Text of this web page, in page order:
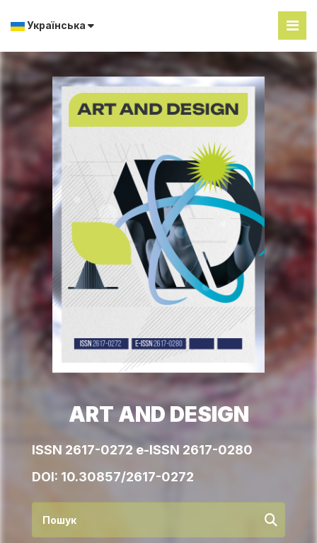
Українська
ART AND DESIGN
ISSN 2617-0272 e-ISSN 2617-0280
DOI: 10.30857/2617-0272